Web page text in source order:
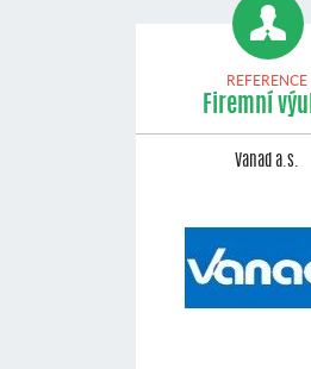
REFERENCE
Firemní
Vanad a.s.